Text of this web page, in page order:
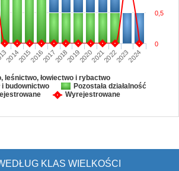
20142015201620172018201920202021202220232024
0
0,5
leśnictwo, łowiectwo i rybactwo
i budownictwo
Pozostała działalność
Wyrejestrowane
KLAS WIELKOŚCI